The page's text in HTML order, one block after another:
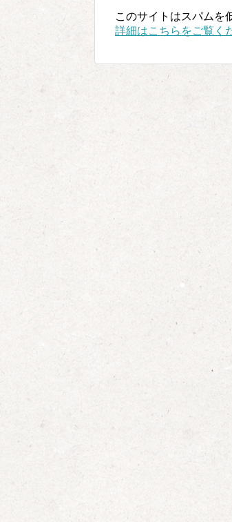
このサイトはスパムを
詳細はこちらをご覧く